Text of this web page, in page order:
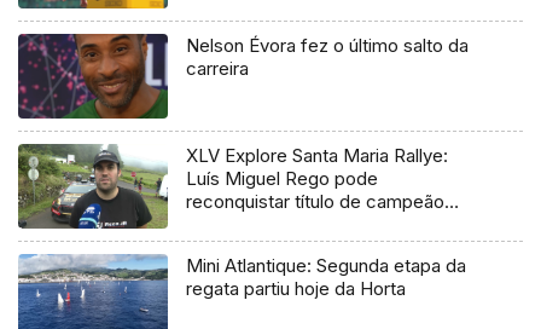
Nelson Évora fez o último salto da
carreira
XLV Explore Santa Maria Rallye:
Luís Miguel Rego pode
reconquistar título de campeão
Mini Atlantique: Segunda etapa da
regata partiu hoje da Horta